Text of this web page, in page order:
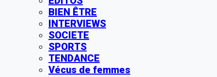
BIEN ÊTRE
INTERVIEWS
SOCIETE
SPORTS
TENDANCE
Vécus de femmes